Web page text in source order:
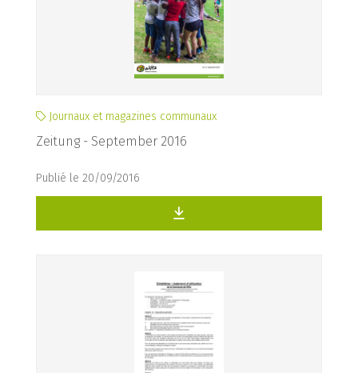
Journaux et magazines communaux
Zeitung - September 2016
Publié le 20/09/2016